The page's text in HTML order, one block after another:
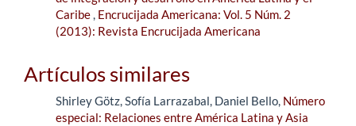
Caribe, Encrucijada Americana: Vol. 5 Núm. 2
(2013): Revista Encrucijada Americana
Artículos similares
Shirley Götz, Sofía Larrazabal, Daniel Bello, Número
especial: Relaciones entre América Latina y Asia